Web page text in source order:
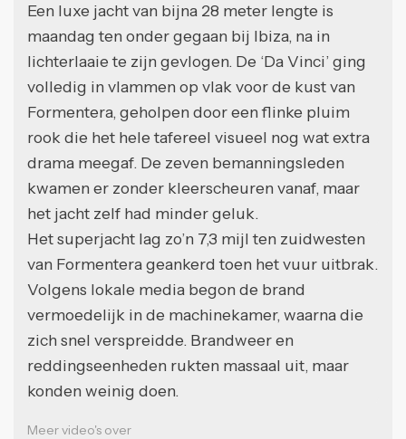
Een luxe jacht van bijna 28 meter lengte is
maandag ten onder gegaan bij Ibiza, na in
lichterlaaie te zijn gevlogen. De ‘Da Vinci’ ging
volledig in vlammen op vlak voor de kust van
Formentera, geholpen door een flinke pluim
rook die het hele tafereel visueel nog wat extra
drama meegaf. De zeven bemanningsleden
kwamen er zonder kleerscheuren vanaf, maar
het jacht zelf had minder geluk.
Het superjacht lag zo’n 7,3 mijl ten zuidwesten
van Formentera geankerd toen het vuur uitbrak.
Volgens lokale media begon de brand
vermoedelijk in de machinekamer, waarna die
zich snel verspreidde. Brandweer en
reddingseenheden rukten massaal uit, maar
konden weinig doen.
Meer video's over